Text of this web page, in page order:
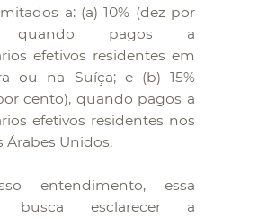
a: (a) 10% (dez por
quando pagos a
efetivos residentes em
ou na Suíça; e (b) 15%
cento), quando pagos a
efetivos residentes nos
Árabes Unidos.
entendimento, essa
busca esclarecer a